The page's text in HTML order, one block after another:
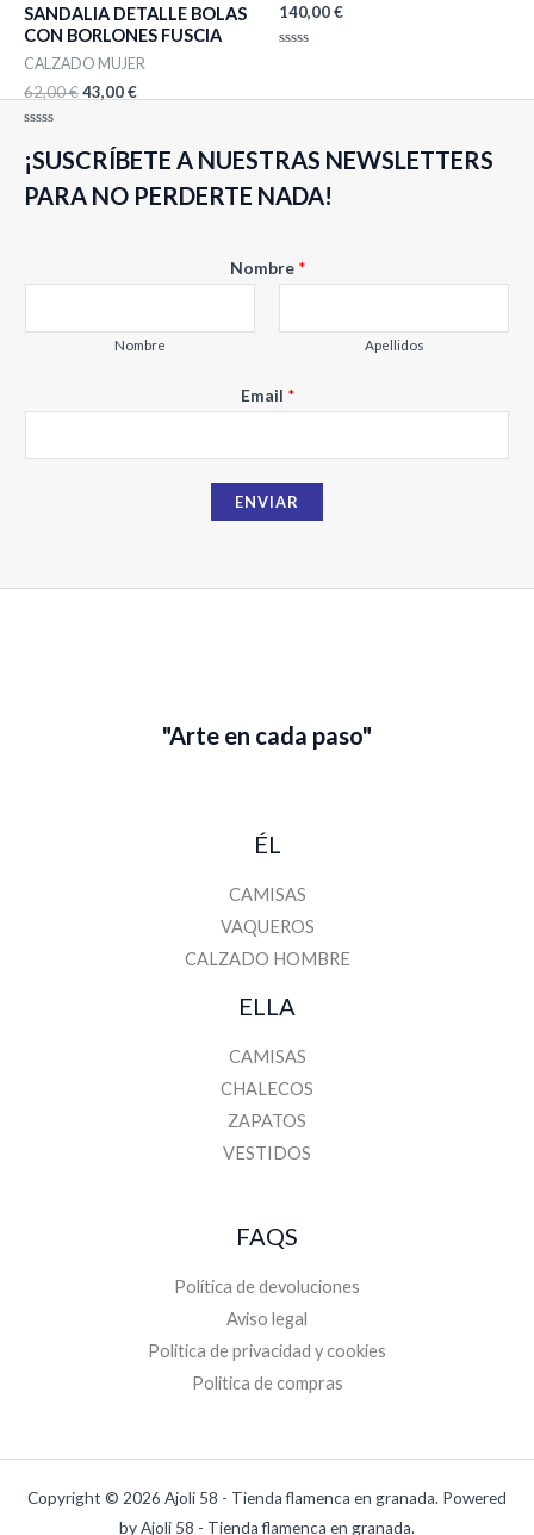
SANDALIA DETALLE BOLAS
CON BORLONES FUSCIA
CALZADO MUJER
62,00€43,00€
con
0
5
140,00€
de
¡SUSCRÍBETE A NUESTRAS NEWSLETTERS
PARA NO PERDERTE NADA!
e
a
i
Nombre *
Nombre Apellidos
Email *
ENVIAR
"Arte en cada paso"
ÉL
CAMISAS
VAQUEROS
CALZADO HOMBRE
ELLA
CAMISAS
CHALECOS
ZAPATOS
VESTIDOS
FAQS
Política de devoluciones
Aviso legal
Politica de privacidad y cookies
Politica de compras
Copyright © 2026 Ajoli 58 - Tienda flamenca en granada. Powered
by Ajoli 58 - Tienda flamenca en granada.